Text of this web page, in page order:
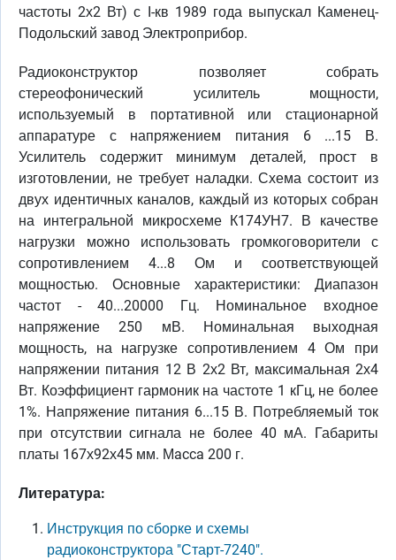
частоты 2х2 Вт) с I-кв 1989 года выпускал Каменец-
Подольский завод Электроприбор.
Радиоконструктор позволяет собрать
стереофонический усилитель мощности,
используемый в портативной или стационарной
аппаратуре с напряжением питания 6 ...15 В.
Усилитель содержит минимум деталей, прост в
изготовлении, не требует наладки. Схема состоит из
двух идентичных каналов, каждый из которых собран
на интегральной микросхеме К174УН7. В качестве
нагрузки можно использовать громкоговорители с
сопротивлением 4...8 Ом и соответствующей
мощностью. Основные характеристики: Диапазон
частот - 40...20000 Гц. Номинальное входное
напряжение 250 мВ. Номинальная выходная
мощность, на нагрузке сопротивлением 4 Ом при
напряжении питания 12 В 2х2 Вт, максимальная 2х4
Вт. Коэффициент гармоник на частоте 1 кГц, не более
1%. Напряжение питания 6...15 В. Потребляемый ток
при отсутствии сигнала не более 40 мА. Габариты
платы 167х92х45 мм. Мacca 200 г.
Литература:
Инструкция по сборке и схемы
радиоконструктора "Старт-7240".